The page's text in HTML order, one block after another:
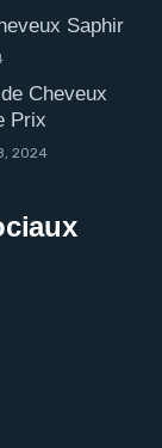
Saphir
Cheveux
Prix
2024